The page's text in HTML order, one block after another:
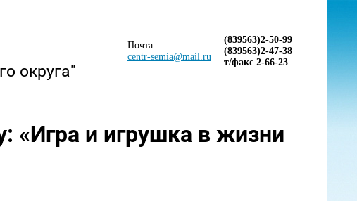
округа"
Почта:
centr-semia@mail.ru
(839563)2-50-99
(839563)2-47-38
т/факс 2-66-23
«Игра и игрушка в жизни